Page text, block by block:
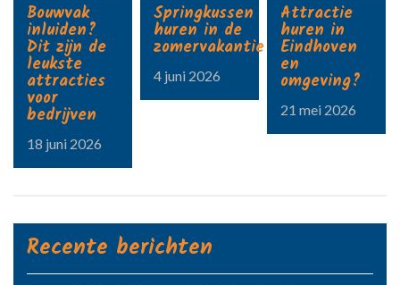
Bouwvak
inluiden?
Dit zijn de
leukste
attracties
voor
bedrijven
18 juni 2026
Springkussen
huren in de
zomervakantie?
4 juni 2026
Attractie
huren in
Eindhoven
en
omgeving?
21 mei 2026
Recente berichten